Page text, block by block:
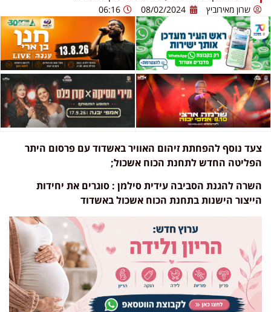
שרון מאירוביץ 08/02/2024
06:16
צעד נוסף להפחתת זיהום האוויר באשדוד עם פרסום היתר
הפליטה החדש לתחנת הכוח אשכול;
השרה להגנת הסביבה עידית סילמן : סוגרים את יחידות
הייצור הישנות בתחנת הכוח אשכול באשדוד